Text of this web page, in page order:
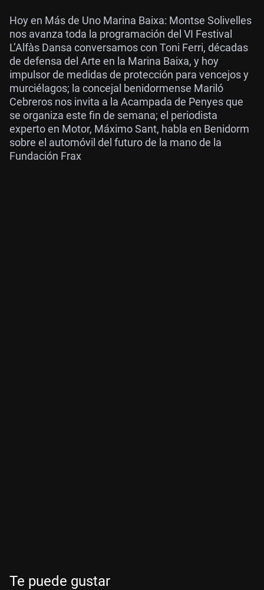
Hoy en Más de Uno Marina Baixa: Montse Solivelles
nos avanza toda la programación del VI Festival
L’Alfàs Dansa conversamos con Toni Ferri, décadas
de defensa del Arte en la Marina Baixa, y hoy
impulsor de medidas de protección para vencejos y
murciélagos; la concejal benidormense Mariló
Cebreros nos invita a la Acampada de Penyes que
se organiza este fin de semana; el periodista
experto en Motor, Máximo Sant, habla en Benidorm
sobre el automóvil del futuro de la mano de la
Fundación Frax
Te puede gustar